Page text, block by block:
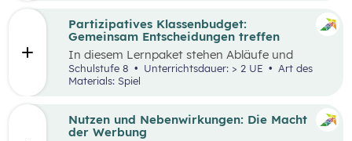
Partizipatives Klassenbudget:
Gemeinsam Entscheidungen treffen
In diesem Lernpaket stehen Abläufe und
Methoden im Vordergrund, die den
Schüler:innen helfen sollen, das WIR vor das
Ernährungsrat, wie sich Kaufentscheidungen
auf Umwelt, Gesundheit und das Miteinander
Schulstufe 8 Unterrichtsdauer: > 2 UE
Materials: Spiel
Nutzen und Nebenwirkungen: Die Macht
der Werbung
Erlebnis für die Schüler:innen verbunden sind
und wo auch außerschulische Lernorte
miteinbezogen werden.